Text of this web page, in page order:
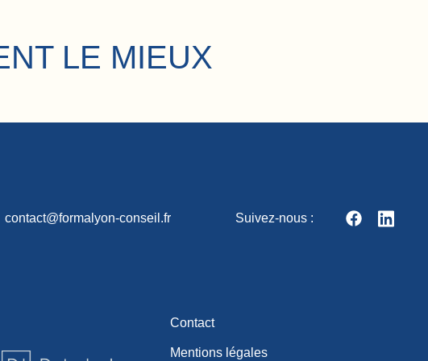
LE MIEUX
contact@formalyon-conseil.fr Suivez-nous :
Contact
Mentions légales